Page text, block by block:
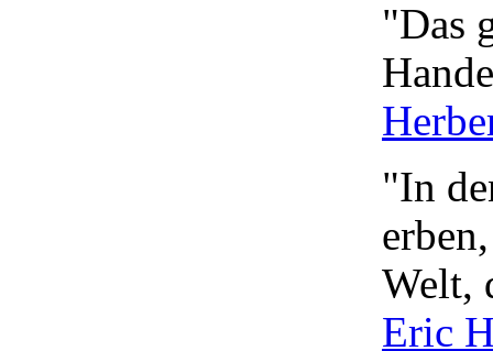
"Das
"In
Welt,
Eric